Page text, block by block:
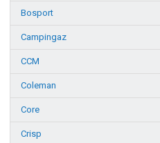
Bosport
Campingaz
CCM
Coleman
Core
Crisp